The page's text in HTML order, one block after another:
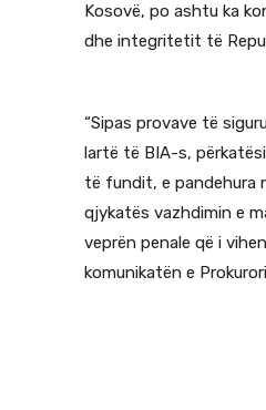
Kosovë, po ashtu ka
dhe integritetit të
“Sipas provave të
lartë të BIA-s,
të fundit, e pandehura
qjykatës vazhdimin e
veprën penale që i
komunikatën e